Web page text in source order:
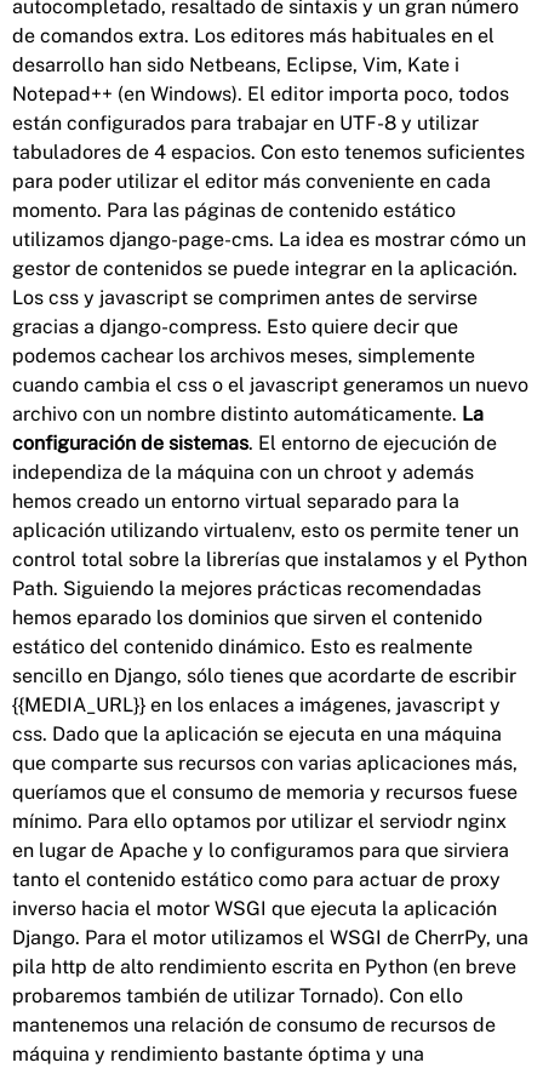
autocompletado, resaltado de sintaxis y un gran número
de comandos extra. Los editores más habituales en el
desarrollo han sido Netbeans, Eclipse, Vim, Kate i
Notepad++ (en Windows). El editor importa poco, todos
están configurados para trabajar en UTF-8 y utilizar
tabuladores de 4 espacios. Con esto tenemos suficientes
para poder utilizar el editor más conveniente en cada
momento. Para las páginas de contenido estático
utilizamos django-page-cms. La idea es mostrar cómo un
gestor de contenidos se puede integrar en la aplicación.
Los css y javascript se comprimen antes de servirse
gracias a django-compress. Esto quiere decir que
podemos cachear los archivos meses, simplemente
cuando cambia el css o el javascript generamos un nuevo
archivo con un nombre distinto automáticamente. La
configuración de sistemas. El entorno de ejecución de
independiza de la máquina con un chroot y además
hemos creado un entorno virtual separado para la
aplicación utilizando virtualenv, esto os permite tener un
control total sobre la librerías que instalamos y el Python
Path. Siguiendo la mejores prácticas recomendadas
hemos eparado los dominios que sirven el contenido
estático del contenido dinámico. Esto es realmente
sencillo en Django, sólo tienes que acordarte de escribir
{{MEDIA_URL}} en los enlaces a imágenes, javascript y
css. Dado que la aplicación se ejecuta en una máquina
que comparte sus recursos con varias aplicaciones más,
queríamos que el consumo de memoria y recursos fuese
mínimo. Para ello optamos por utilizar el serviodr nginx
en lugar de Apache y lo configuramos para que sirviera
tanto el contenido estático como para actuar de proxy
inverso hacia el motor WSGI que ejecuta la aplicación
Django. Para el motor utilizamos el WSGI de CherrPy, una
pila http de alto rendimiento escrita en Python (en breve
probaremos también de utilizar Tornado). Con ello
mantenemos una relación de consumo de recursos de
máquina y rendimiento bastante óptima y una